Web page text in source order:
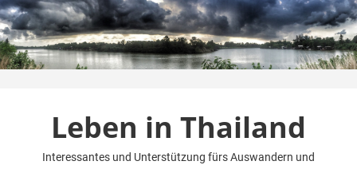
Zum
Inhalt
springen
Leben in Thailand
Interessantes und Unterstützung fürs Auswandern und